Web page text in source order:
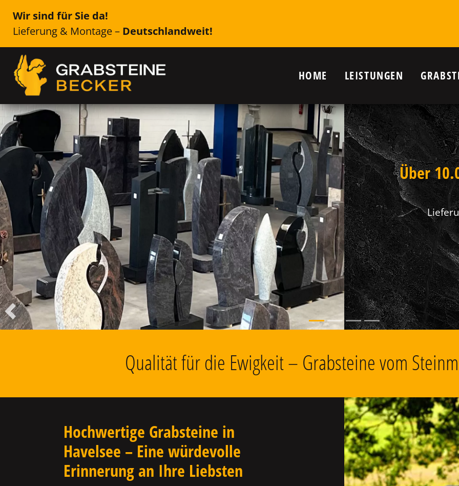
Wir sind für Sie da!
Lieferung & Montage – Deutschlandweit!
HOME LEISTUNGEN
Genau das Richtige für Ihr Grab in
Havelsee
Einzelsteine, Doppelsteine, Urnenanlagen,
Liegesteine, Findlinge, Kolumbarien, Grabschmuck
u.v.m.
Vorheriger
Qualität für die Ewigkeit – Grabsteine vom
Hochwertige Grabsteine in
Havelsee – Eine würdevolle
Erinnerung an Ihre Liebsten